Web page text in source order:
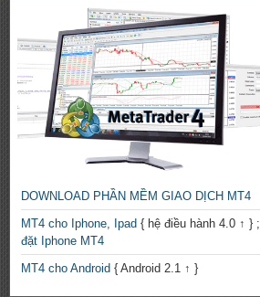
DOWNLOAD PHẦN MỀM GIAO DỊCH MT4
MT4 cho Iphone, Ipad { hệ điều hành 4.0 ↑ } ;
đặt Iphone MT4
MT4 cho Android { Android 2.1 ↑ }